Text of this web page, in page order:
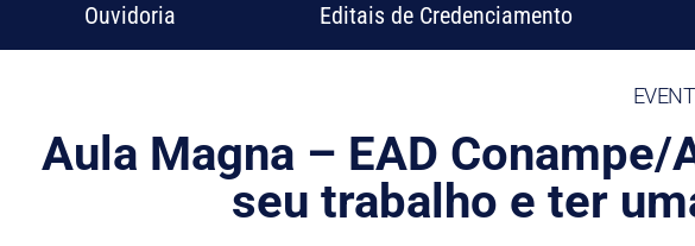
Ouvidoria Editais de Credenciamento
Aula Magna – EAD
seu trabalho e ter